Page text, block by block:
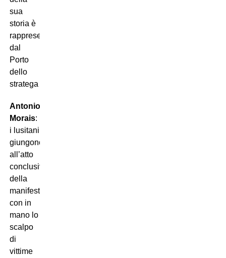
sua
storia è
rappresentato
dal
Porto
dello
stratega
Antonio
Morais:
i lusitani
giungono
all’atto
conclusivo
della
manifestazione
con in
mano lo
scalpo
di
vittime